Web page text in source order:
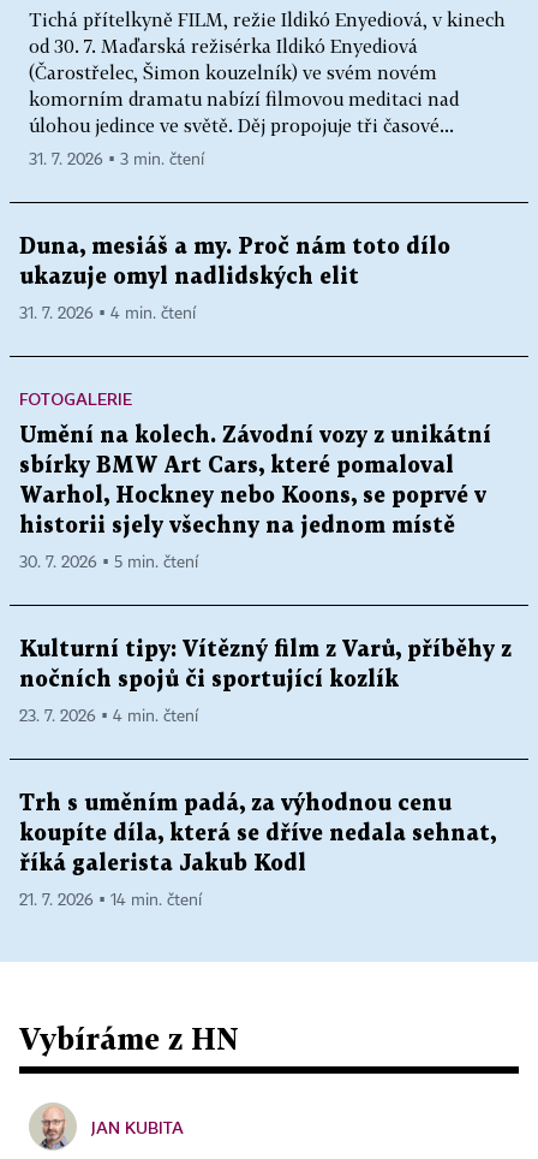
Tichá přítelkyně FILM, režie Ildikó Enyediová, v kinech
od 30. 7. Maďarská režisérka Ildikó Enyediová
(Čarostřelec, Šimon kouzelník) ve svém novém
komorním dramatu nabízí filmovou meditaci nad
úlohou jedince ve světě. Děj propojuje tři časové...
31. 7. 2026 ▪ 3 min. čtení
Duna, mesiáš a my. Proč nám toto dílo
ukazuje omyl nadlidských elit
31. 7. 2026 ▪ 4 min. čtení
FOTOGALERIE
Umění na kolech. Závodní vozy z unikátní
sbírky BMW Art Cars, které pomaloval
Warhol, Hockney nebo Koons, se poprvé v
historii sjely všechny na jednom místě
30. 7. 2026 ▪ 5 min. čtení
Kulturní tipy: Vítězný film z Varů, příběhy z
nočních spojů či sportující kozlík
23. 7. 2026 ▪ 4 min. čtení
Trh s uměním padá, za výhodnou cenu
koupíte díla, která se dříve nedala sehnat,
říká galerista Jakub Kodl
21. 7. 2026 ▪ 14 min. čtení
Vybíráme z HN
JAN KUBITA